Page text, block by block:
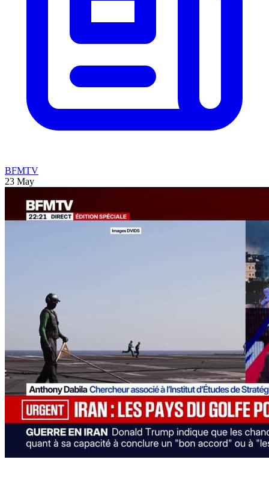
BFMTV
23 May